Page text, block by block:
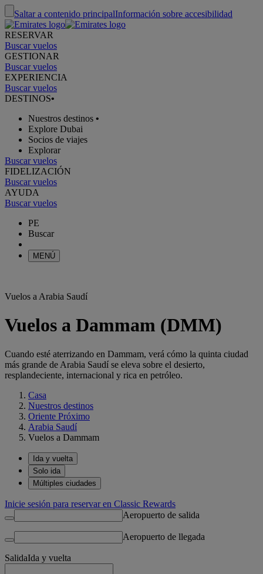
Saltar a contenido principalInformación sobre accesibilidad
RESERVAR
Buscar vuelos
GESTIONAR
Buscar vuelos
EXPERIENCIA
Buscar vuelos
DESTINOS•
Nuestros destinos •
Explore Dubai
Socios de viajes
Explorar
Buscar vuelos
FIDELIZACIÓN
Buscar vuelos
AYUDA
Buscar vuelos
PE
Buscar
MENÚ
Vuelos a Arabia Saudí
Vuelos a Dammam (DMM)
Cuando esté aterrizando en Dammam, verá cómo la quinta ciudad
más grande de Arabia Saudí se eleva sobre el desierto,
resplandeciente, internacional y rica en petróleo.
Casa
Nuestros destinos
Oriente Próximo
Arabia Saudí
Vuelos a Dammam
Ida y vuelta
Solo ida
Múltiples ciudades
Inicie sesión para reservar en Classic Rewards
Aeropuerto de salida
Aeropuerto de llegada
SalidaIda y vuelta